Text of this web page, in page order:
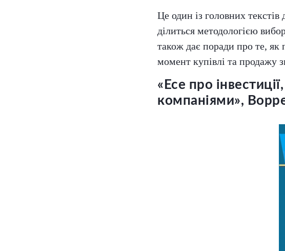
Це один із головних
ділиться методологією
також дає поради про те, як
момент купівлі та продажу
«Есе про
компаніями»,